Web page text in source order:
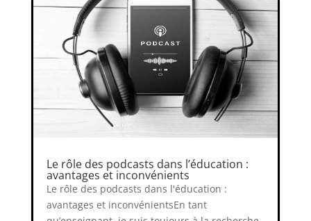
Le rôle des podcasts dans l’éducation :
avantages et inconvénients
Le rôle des podcasts dans l'éducation :
avantages et inconvénientsEn tant